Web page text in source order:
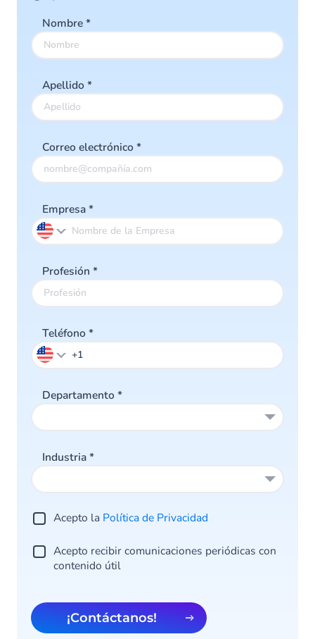
Nombre*
Apellido *
Correo electrónico *
Empresa*
Profesión *
Teléfono *
Departamento *
Industria*
Acepto la Política de Privacidad
Acepto recibir comunicaciones periódicas con
contenido útil
¡Contáctanos!